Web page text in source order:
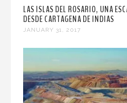
LAS ISLAS DEL ROSARIO, UNA
DESDE CARTAGENA DE INDIAS
JANUARY 31, 2017